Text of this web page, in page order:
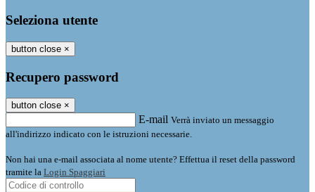
Seleziona utente
button close ×
Recupero password
button close ×
E-mail Verrà inviato un messaggio
all'indirizzo indicato con le istruzioni necessarie.
Non hai una e-mail associata al nome utente? Effettua il reset della password
tramite la Login Spaggiari